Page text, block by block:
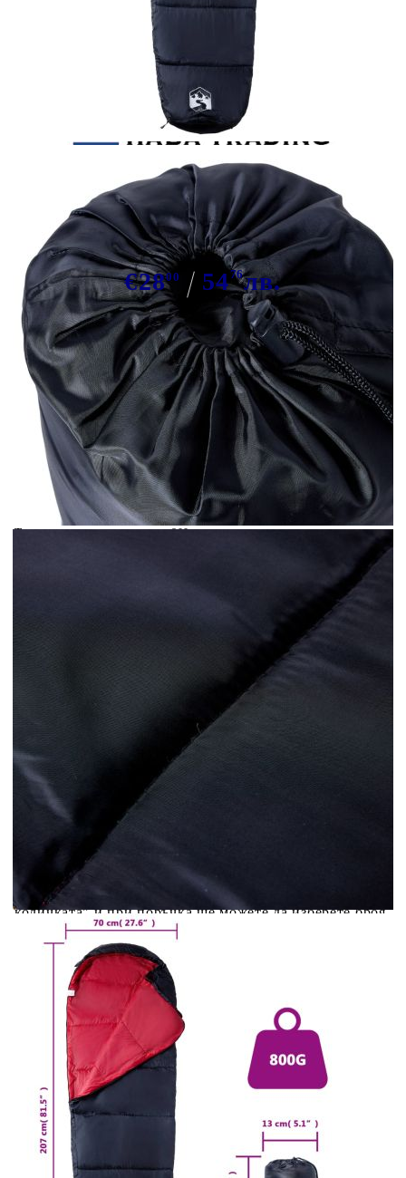
Сподели Tweet
Спален чувал тип мумия за
възрастни къмпинг 3 сезона
€2800 5476лв.
В наличност: 83 бр.
Време за доставка: 5 до 9 дни
Безплатна доставка до адрес при плащане по банков път
Черен и червен
Тегло:
800 г
Плат (190T полиестер)
Размери на спалния чувал:
Пролет/Лято/Есен
Купи на изплащане
Credit calculator
Спален чувал тип мумия за възрастни къмпинг 3
сезона
Please select credit institution
Цена на продукта:
Extraction of information from credit institutions
Предоставената таблица е с информационна цел.
Добавете продукта в количката си с бутона "Добави в
количката" и при поръчка ще можете да изберете броя
вноски на кредита.
Acest tabel are caracter informativ. Adăugați produsul în
coșul de cumpărături unde veți putea selecta detaliile
cererii de creditare.
Предоставената таблица е с информационна цел.
Добавете продукта в количката си с бутона "Добави в
количката" и при поръчка ще можете да изберете броя
вноски на кредита.
Предоставената таблица е с информационна цел.
Добавете продукта в количката си с бутона "Добави в
количката" и при поръчка ще можете да изберете броя
вноски на кредита.